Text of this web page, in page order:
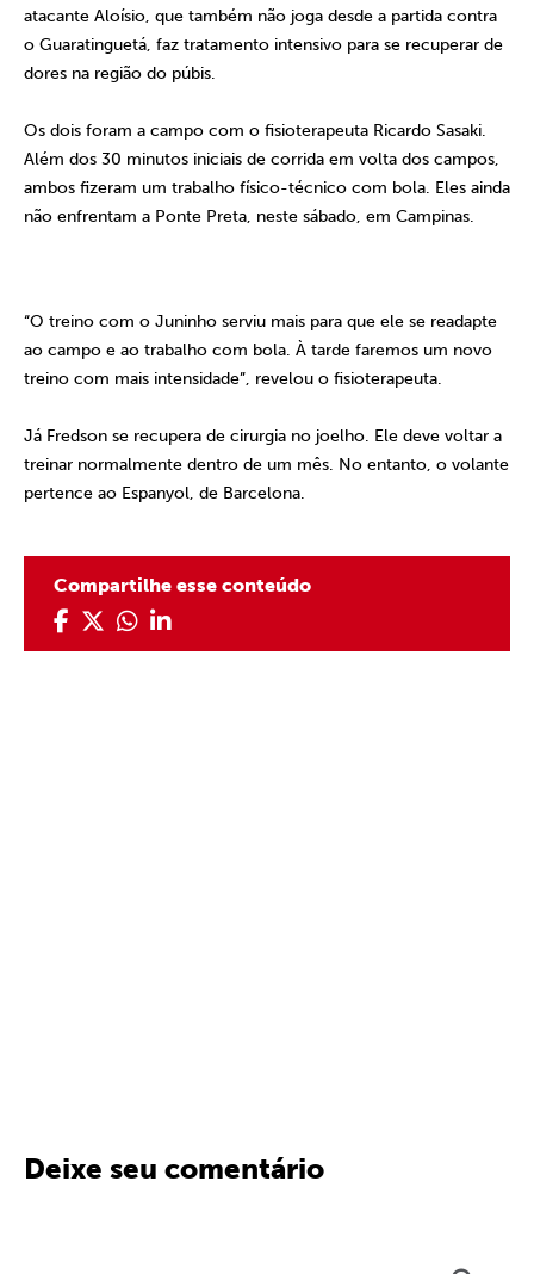
atacante Aloísio, que também não joga desde a partida contra
o Guaratinguetá, faz tratamento intensivo para se recuperar de
dores na região do púbis.
Os dois foram a campo com o fisioterapeuta Ricardo Sasaki.
Além dos 30 minutos iniciais de corrida em volta dos campos,
ambos fizeram um trabalho físico-técnico com bola. Eles ainda
não enfrentam a Ponte Preta, neste sábado, em Campinas.
“O treino com o Juninho serviu mais para que ele se readapte
ao campo e ao trabalho com bola. À tarde faremos um novo
treino com mais intensidade”, revelou o fisioterapeuta.
Já Fredson se recupera de cirurgia no joelho. Ele deve voltar a
treinar normalmente dentro de um mês. No entanto, o volante
pertence ao Espanyol, de Barcelona.
Compartilhe esse conteúdo
Deixe seu comentário